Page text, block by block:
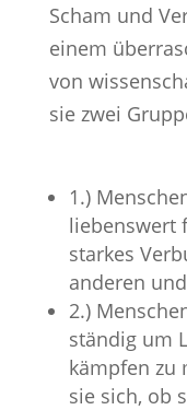
Scham und
einem
von
sie zwei
1.)
liebenswert
starkes
anderen
2.)
ständig um
kämpfen zu
sie sich, ob